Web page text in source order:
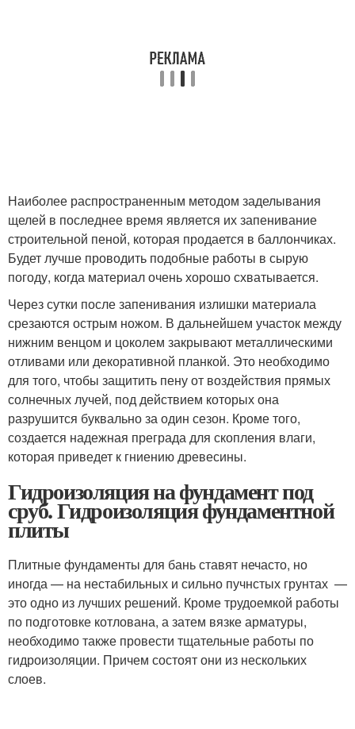
Наиболее распространенным методом заделывания
щелей в последнее время является их запенивание
строительной пеной, которая продается в баллончиках.
Будет лучше проводить подобные работы в сырую
погоду, когда материал очень хорошо схватывается.
Через сутки после запенивания излишки материала
срезаются острым ножом. В дальнейшем участок между
нижним венцом и цоколем закрывают металлическими
отливами или декоративной планкой. Это необходимо
для того, чтобы защитить пену от воздействия прямых
солнечных лучей, под действием которых она
разрушится буквально за один сезон. Кроме того,
создается надежная преграда для скопления влаги,
которая приведет к гниению древесины.
Гидроизоляция на фундамент под
сруб. Гидроизоляция фундаментной
плиты
Плитные фундаменты для бань ставят нечасто, но
иногда — на нестабильных и сильно пучнстых грунтах —
это одно из лучших решений. Кроме трудоемкой работы
по подготовке котлована, а затем вязке арматуры,
необходимо также провести тщательные работы по
гидроизоляции. Причем состоят они из нескольких
слоев.